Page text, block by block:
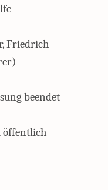
Friedrich
beendet